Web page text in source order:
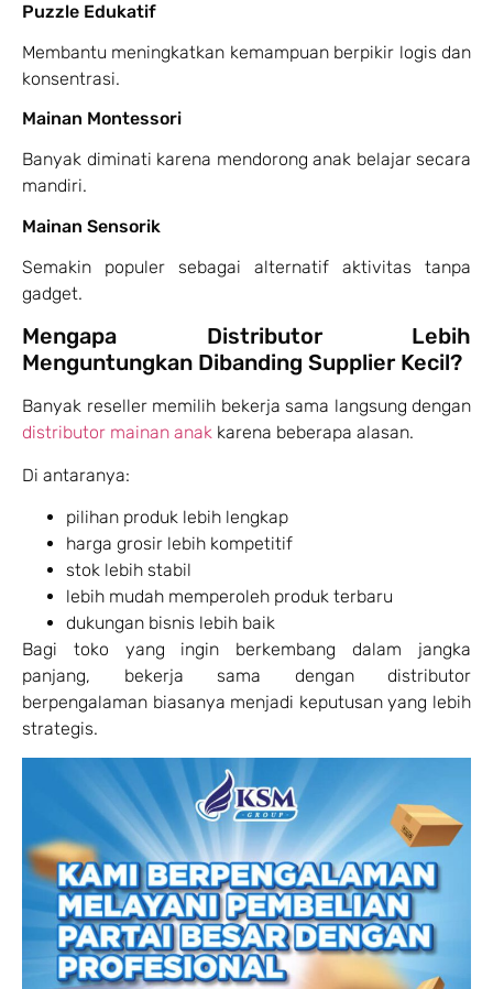
Puzzle Edukatif
Membantu meningkatkan kemampuan berpikir logis dan
konsentrasi.
Mainan Montessori
Banyak diminati karena mendorong anak belajar secara
mandiri.
Mainan Sensorik
Semakin populer sebagai alternatif aktivitas tanpa
gadget.
Mengapa Distributor Lebih
Menguntungkan Dibanding Supplier Kecil?
Banyak reseller memilih bekerja sama langsung dengan
distributor mainan anak karena beberapa alasan.
Di antaranya:
pilihan produk lebih lengkap
harga grosir lebih kompetitif
stok lebih stabil
lebih mudah memperoleh produk terbaru
dukungan bisnis lebih baik
Bagi toko yang ingin berkembang dalam jangka
panjang, bekerja sama dengan distributor
berpengalaman biasanya menjadi keputusan yang lebih
strategis.